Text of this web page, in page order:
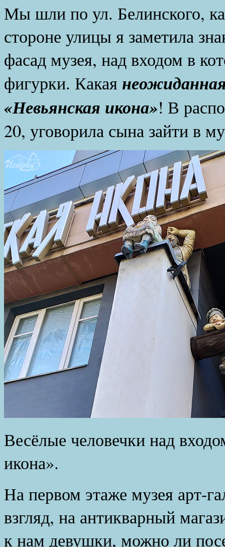
Мы шли по ул. Белинского,
стороне улицы я заметила
фасад музея, над входом в
фигурки. Какая
«Невьянская икона»! В
20, уговорила сына зайти в
Весёлые человечки над
икона».
На первом этаже музея арт-
взгляд, на антикварный
к нам девушки, можно ли